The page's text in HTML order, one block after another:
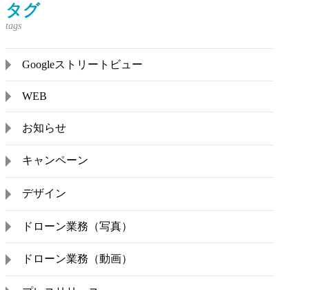
タグ
Googleストリートビュー
WEB
お知らせ
キャンペーン
デザイン
ドローン業務（写真）
ドローン業務（動画）